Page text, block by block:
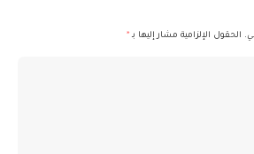
الحقول الإلزامية مشار إليها بـ *